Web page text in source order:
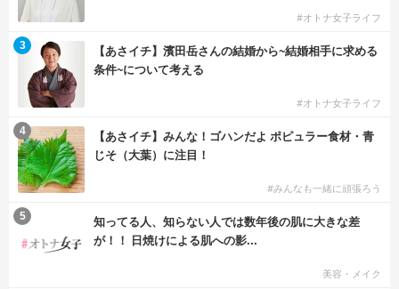
#オトナ女子ライフ
【あさイチ】濱田岳さんの結婚から~結婚相手に求める
条件~について考える
#オトナ女子ライフ
3
【あさイチ】みんな！ゴハンだよ ポピュラー食材・青
じそ（大葉）に注目！
#みんなも一緒に頑張ろう
4
知ってる人、知らない人では数年後の肌に大きな差
が！！ 日焼けによる肌への影...
美容・メイク
5